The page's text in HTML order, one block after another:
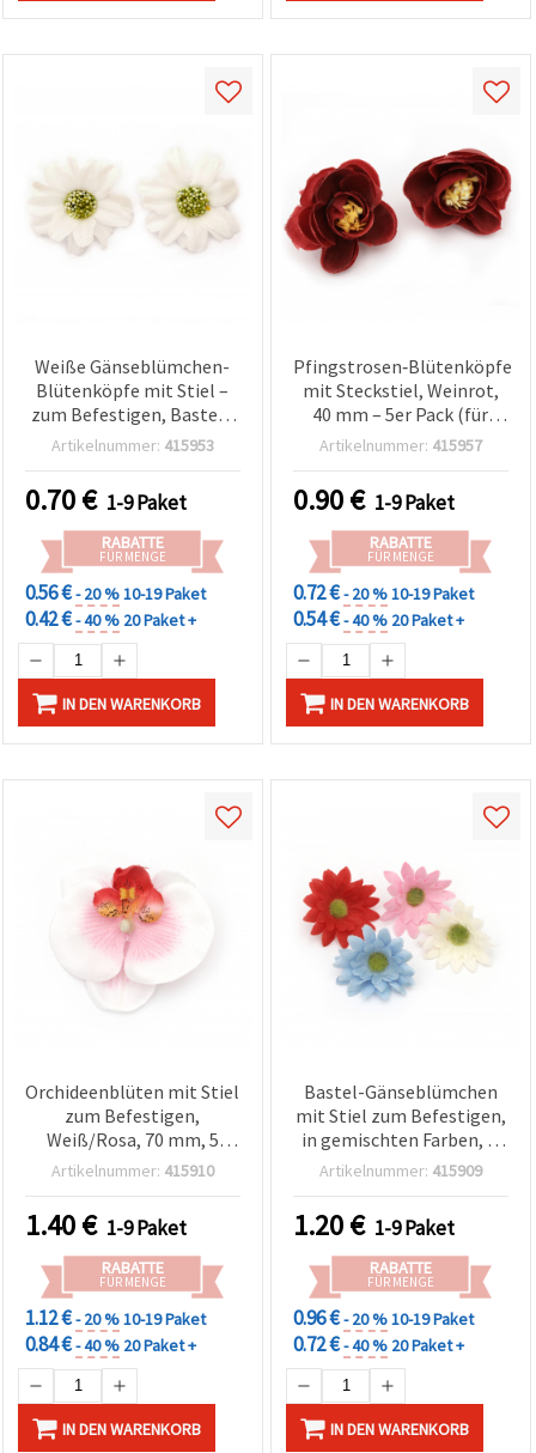
Weiße Gänseblümchen-
Blütenköpfe mit Stiel –
zum Befestigen, Basteln
& für Floristik, 45 mm –
Artikelnummer: 415953
0.70€ 1-9 Paket
RABATTE
FÜR MENGE
0.56 €- 20 %10-19 Paket
0.42 €- 40 % 20 Paket +
IN DEN WARENKORB
Pfingstrosen‑Blütenköpfe
mit Steckstiel, Weinrot,
40 mm – 5er Pack (für
Basteln & Floristik)
Artikelnummer: 415957
0.90€ 1-9 Paket
RABATTE
FÜR MENGE
0.72 €- 20 %10-19 Paket
0.54 €- 40 % 20 Paket +
IN DEN WARENKORB
Orchideenblüten mit Stiel
zum Befestigen,
Weiß/Rosa, 70 mm, 5
Stück – DIY, Basteln,
Artikelnummer: 415910
1.40€ 1-9 Paket
RABATTE
FÜR MENGE
1.12 €- 20 %10-19 Paket
0.84 €- 40 % 20 Paket +
IN DEN WARENKORB
Bastel-Gänseblümchen
mit Stiel zum Befestigen,
in gemischten Farben, Ø
45 mm - 10 Stück
Artikelnummer: 415909
1.20€ 1-9 Paket
RABATTE
FÜR MENGE
0.96 €- 20 %10-19 Paket
0.72 €- 40 % 20 Paket +
IN DEN WARENKORB